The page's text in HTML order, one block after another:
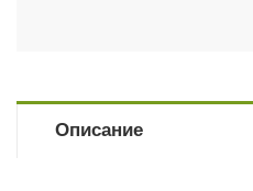
Описание